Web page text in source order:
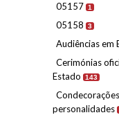
05157 1
05158 3
Audiências em
Cerimónias
Estado
143
personalidades